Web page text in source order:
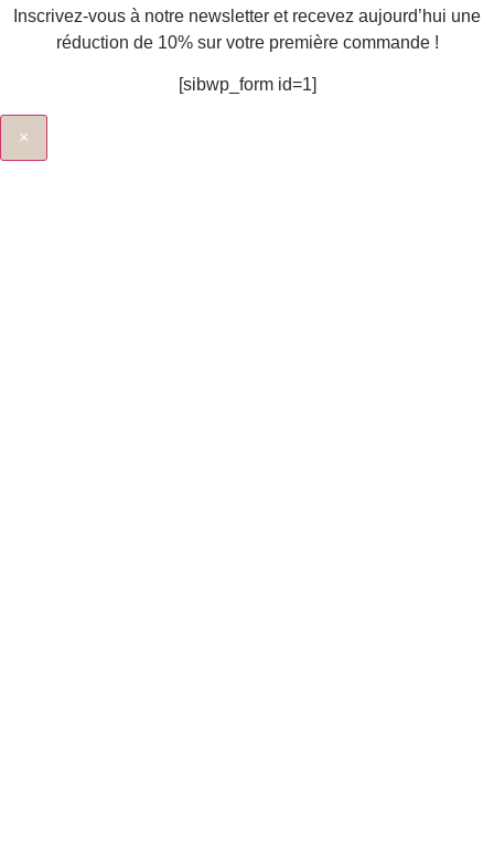
Inscrivez-vous à notre newsletter et recevez aujourd’hui une
réduction de 10% sur votre première commande !
[sibwp_form id=1]
×